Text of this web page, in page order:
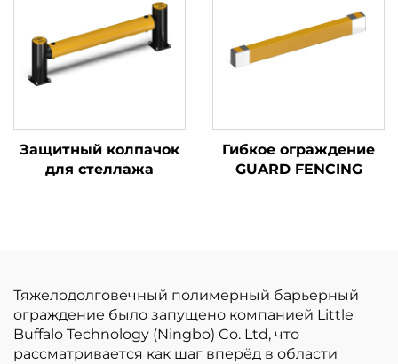
Защитный колпачок
для стеллажа
Гибкое ограждение
GUARD FENCING
Тяжелодолговечный полимерный барьерный
ограждение было запущено компанией Little
Buffalo Technology (Ningbo) Co. Ltd, что
рассматривается как шаг вперёд в области